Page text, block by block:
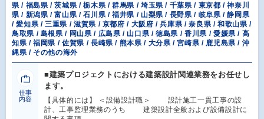
県 / 福島県 / 茨城県 / 栃木県 / 群馬県 / 埼玉県 / 千葉県 / 東京都 / 神奈川
県 / 新潟県 / 富山県 / 石川県 / 福井県 / 山梨県 / 長野県 / 岐阜県 / 静岡県
/ 愛知県 / 三重県 / 滋賀県 / 京都府 / 大阪府 / 兵庫県 / 奈良県 / 和歌山県 /
鳥取県 / 島根県 / 岡山県 / 広島県 / 山口県 / 徳島県 / 香川県 / 愛媛県 / 高
知県 / 福岡県 / 佐賀県 / 長崎県 / 熊本県 / 大分県 / 宮崎県 / 鹿児島県 / 沖
縄県 / その他の海外
仕事
内容
■建築プロジェクトにおける建築設計関連業務をお任せし
ます。
【具体的には】 ＜設備設計職＞ 設計施工一貫工事の設
計、工事監理業務のうち 建築設計全般および設備設計に